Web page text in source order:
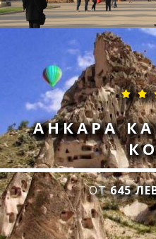
АНКАРА
ОТ645